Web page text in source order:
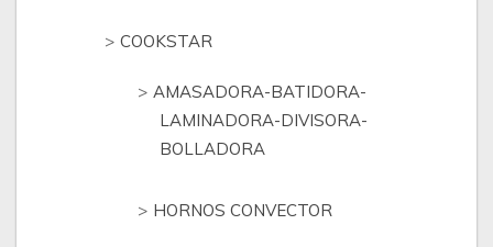
COOKSTAR
AMASADORA-BATIDORA-
LAMINADORA-DIVISORA-
BOLLADORA
HORNOS CONVECTOR